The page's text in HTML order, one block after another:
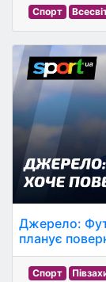
Спорт
Джерело:
планує
Спорт